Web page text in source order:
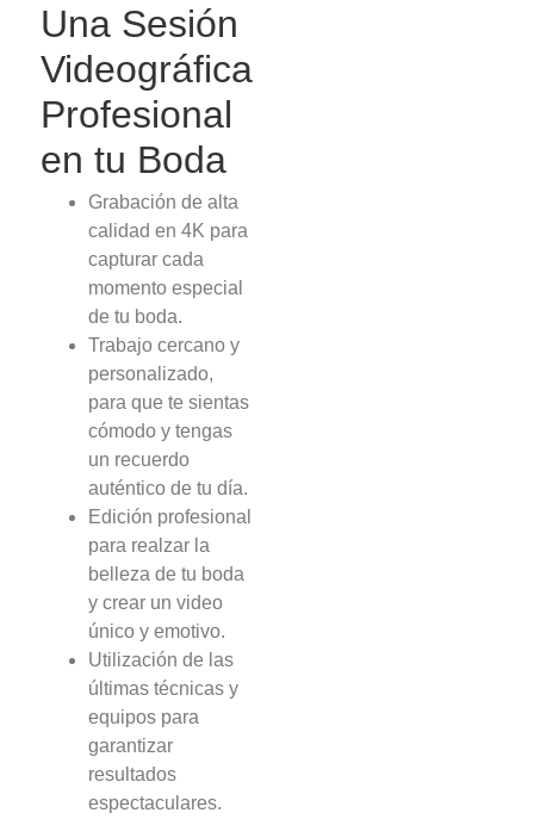
Una Sesión
Videográfica
Profesional
en tu Boda
Grabación de alta
calidad en 4K para
capturar cada
momento especial
de tu boda.
Trabajo cercano y
personalizado,
para que te sientas
cómodo y tengas
un recuerdo
auténtico de tu día.
Edición profesional
para realzar la
belleza de tu boda
y crear un video
único y emotivo.
Utilización de las
últimas técnicas y
equipos para
garantizar
resultados
espectaculares.